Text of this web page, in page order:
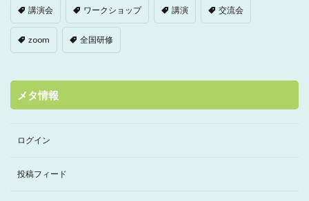
講演会 ワークショップ 講演 交流会
zoom 全国研修
メタ情報
ログイン
投稿フィード